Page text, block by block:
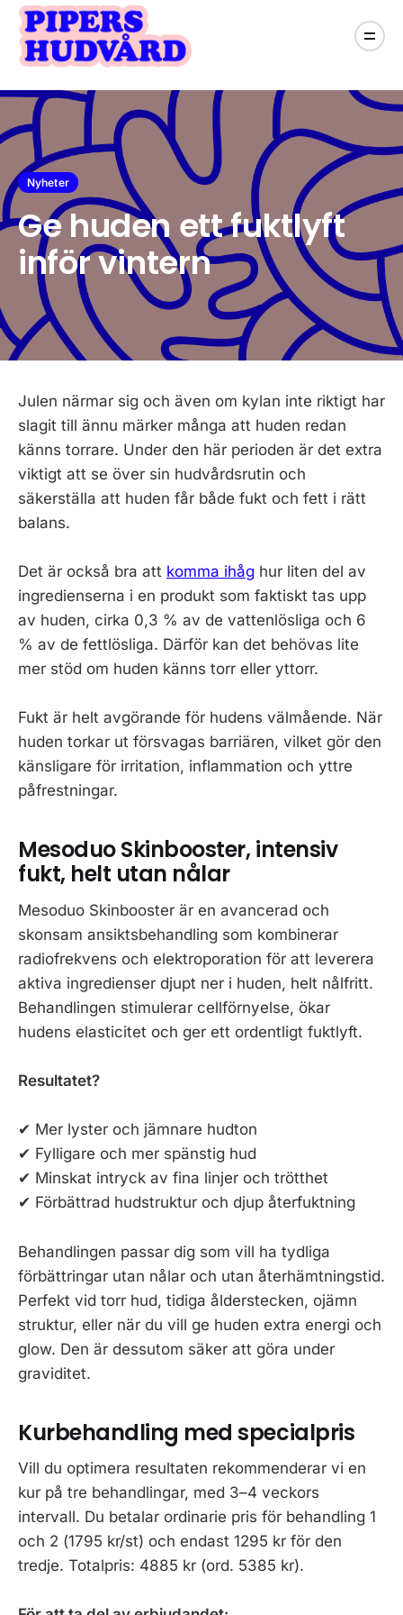
Nyheter
Ge huden ett fuktlyft
inför vintern
Julen närmar sig och även om kylan inte riktigt har
slagit till ännu märker många att huden redan
känns torrare. Under den här perioden är det extra
viktigt att se över sin hudvårdsrutin och
säkerställa att huden får både fukt och fett i rätt
balans.
Det är också bra att komma ihåg hur liten del av
ingredienserna i en produkt som faktiskt tas upp
av huden, cirka 0,3 % av de vattenlösliga och 6
% av de fettlösliga. Därför kan det behövas lite
mer stöd om huden känns torr eller yttorr.
Fukt är helt avgörande för hudens välmående. När
huden torkar ut försvagas barriären, vilket gör den
känsligare för irritation, inflammation och yttre
påfrestningar.
Mesoduo Skinbooster, intensiv
fukt, helt utan nålar
Mesoduo Skinbooster är en avancerad och
skonsam ansiktsbehandling som kombinerar
radiofrekvens och elektroporation för att leverera
aktiva ingredienser djupt ner i huden, helt nålfritt.
Behandlingen stimulerar cellförnyelse, ökar
hudens elasticitet och ger ett ordentligt fuktlyft.
Resultatet?
✔ Mer lyster och jämnare hudton
✔ Fylligare och mer spänstig hud
✔ Minskat intryck av fina linjer och trötthet
✔ Förbättrad hudstruktur och djup återfuktning
Behandlingen passar dig som vill ha tydliga
förbättringar utan nålar och utan återhämtningstid.
Perfekt vid torr hud, tidiga ålderstecken, ojämn
struktur, eller när du vill ge huden extra energi och
glow. Den är dessutom säker att göra under
graviditet.
Kurbehandling med specialpris
Vill du optimera resultaten rekommenderar vi en
kur på tre behandlingar, med 3–4 veckors
intervall. Du betalar ordinarie pris för behandling 1
och 2 (1795 kr/st) och endast 1295 kr för den
tredje. Totalpris: 4885 kr (ord. 5385 kr).